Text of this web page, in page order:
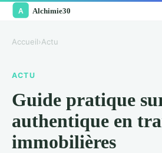
Accueil›Actu
ACTU
Guide pratique
authentique en
immobilières